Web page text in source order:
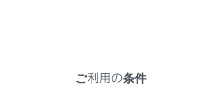
ご利用の条件